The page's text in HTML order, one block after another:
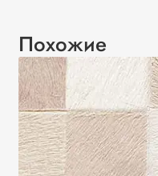
Похожие